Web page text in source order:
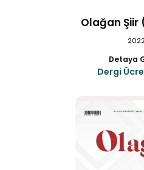
Olağan Şiir
Detaya
Dergi